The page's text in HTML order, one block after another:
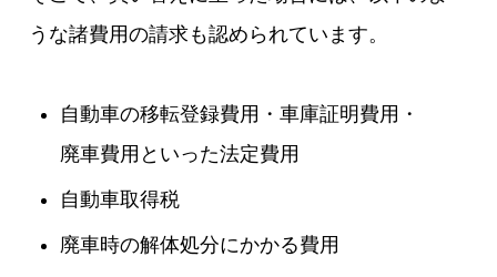
うな諸費用の請求も認められています。
自動車の移転登録費用・車庫証明費用・
廃車費用といった法定費用
自動車取得税
廃車時の解体処分にかかる費用